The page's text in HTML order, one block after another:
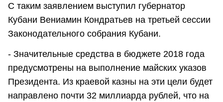
С таким заявлением выступил губернатор
Кубани Вениамин Кондратьев на третьей сессии
Законодательного собрания Кубани.
- Значительные средства в бюджете 2018 года
предусмотрены на выполнение майских указов
Президента. Из краевой казны на эти цели будет
направлено почти 32 миллиарда рублей, что на